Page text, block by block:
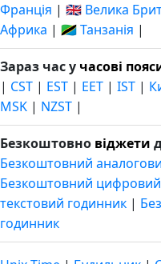
Франція | 🇬🇧 Велика
Африка | 🇹🇿 Танзанія |
Зараз час у часові
| CST | EST | EET | IST |
MSK | NZST |
Безкоштовно віджети
Безкоштовний
Безкоштовний
текстовий годинник |
годинник